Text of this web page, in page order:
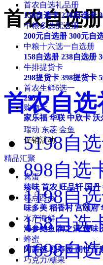
首农自选礼品册
158自选卡 238自选卡
中粮多选配送册
200元自选册 300元自
中粮十六选一自选册
158自选册 238自选册
牛排提货卡
298提货卡 398提货卡
首农生鲜6选一
298
购物卡
家乐福 华联 中欣卡 沃
瑞动 东菱 金鱼
促销活动
精品汇聚
禽蛋
臻味 首农 旺品轩 国丹
糕点西点
味多美 稻香村 宫颐府
水产海鲜
海参鲍鱼 御之满 臻味
蜂蜜
阿茜娅 颐寿园 胡世百
巧克力/糖果
首农自选册
首农自选
5198自
898自选
1198自
158自选
1698自